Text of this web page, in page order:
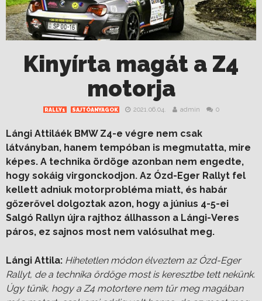
Kinyírta magát a Z4
motorja
RALLY1 SAJTÓANYAGOK 2021.06.04. admin 0
Lángi Attiláék BMW Z4-e végre nem csak
látványban, hanem tempóban is megmutatta, mire
képes. A technika ördöge azonban nem engedte,
hogy sokáig virgonckodjon. Az Ózd-Eger Rallyt fel
kellett adniuk motorprobléma miatt, és habár
gőzerővel dolgoztak azon, hogy a június 4-5-ei
Salgó Rallyn újra rajthoz állhasson a Lángi-Veres
páros, ez sajnos most nem valósulhat meg.
Lángi Attila: Hihetetlen módon élveztem az Ózd-Eger
Rallyt, de a technika ördöge most is keresztbe tett nekünk.
Úgy tűnik, hogy a Z4 motortere nem tűr meg magában